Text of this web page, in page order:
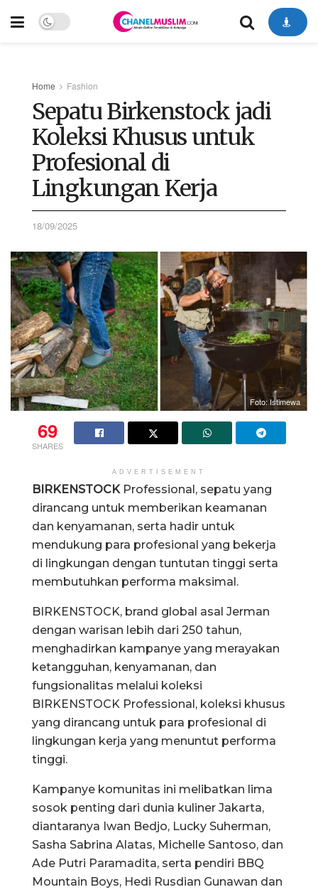
Home Fashion
Sepatu Birkenstock jadi
Koleksi Khusus untuk
Profesional di
Lingkungan Kerja
18/09/2025
Foto: Istimewa
69
SHARES
ADVERTISEMENT
BIRKENSTOCKProfessional, sepatu yang
dirancang untuk memberikan keamanan
dan kenyamanan, serta hadir untuk
mendukung para profesional yang bekerja
di lingkungan dengan tuntutan tinggi serta
membutuhkan performa maksimal.
BIRKENSTOCK, brand global asal Jerman
dengan warisan lebih dari 250 tahun,
menghadirkan kampanye yang merayakan
ketangguhan, kenyamanan, dan
fungsionalitas melalui koleksi
BIRKENSTOCK Professional, koleksi khusus
yang dirancang untuk para profesional di
lingkungan kerja yang menuntut performa
tinggi.
Kampanye komunitas ini melibatkan lima
sosok penting dari dunia kuliner Jakarta,
diantaranya Iwan Bedjo, Lucky Suherman,
Sasha Sabrina Alatas, Michelle Santoso, dan
Ade Putri Paramadita, serta pendiri BBQ
Mountain Boys, Hedi Rusdian Gunawan dan